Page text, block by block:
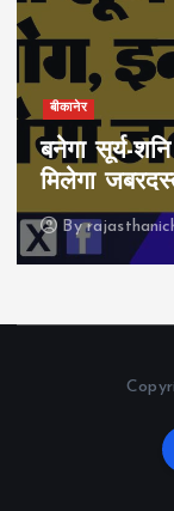
बीकानेर
बनेगा सूर्य-
मिलेगा
By